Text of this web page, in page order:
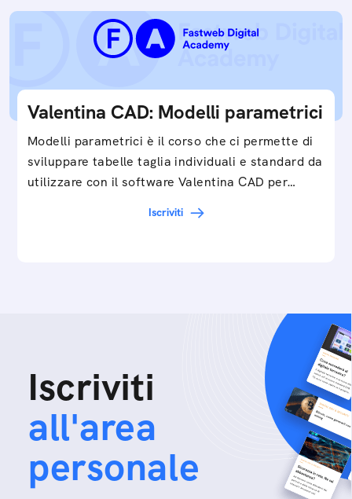
Valentina CAD: Modelli parametrici
Modelli parametrici è il corso che ci permette di
sviluppare tabelle taglia individuali e standard da
utilizzare con il software Valentina CAD per…
Iscriviti
Iscriviti
all'area
personale